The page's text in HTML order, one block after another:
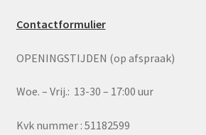
Contactformulier
OPENINGSTIJDEN (op afspraak)
Woe. – Vrij.: 13-30 – 17:00 uur
Kvk nummer : 51182599